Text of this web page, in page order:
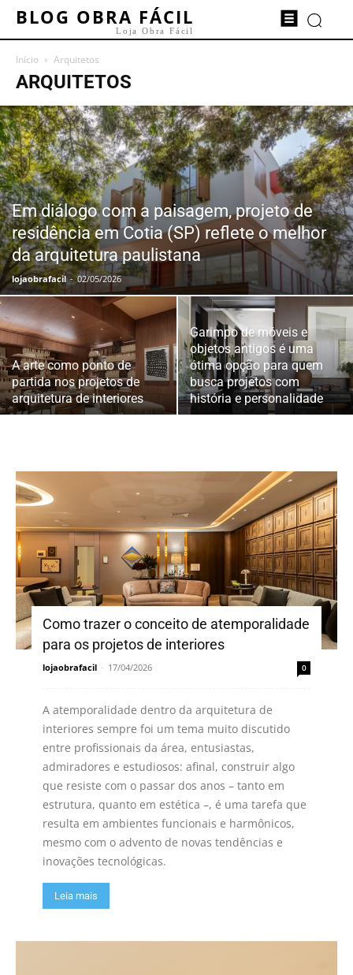
BLOG OBRA FÁCIL
Loja Obra Fácil
Início Arquitetos
ARQUITETOS
Em diálogo com a paisagem, projeto de
residência em Cotia (SP) reflete o melhor
da arquitetura paulistana
lojaobrafacil - 02/05/2026
A arte como ponto de
partida nos projetos de
arquitetura de interiores
Garimpo de móveis e
objetos antigos é uma
ótima opção para quem
busca projetos com
história e personalidade
Como trazer o conceito de atemporalidade
para os projetos de interiores
lojaobrafacil - 17/04/2026 0
A atemporalidade dentro da arquitetura de
interiores sempre foi um tema muito discutido
entre profissionais da área, entusiastas,
admiradores e estudiosos: afinal, construir algo
que resiste com o passar dos anos – tanto em
estrutura, quanto em estética –, é uma tarefa que
resulta em ambientes funcionais e harmônicos,
mesmo com o advento de novas tendências e
inovações tecnológicas.
Leia mais